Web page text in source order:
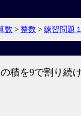
数 > 整数 > 練習問題
積を9で割り続